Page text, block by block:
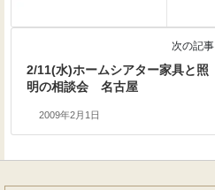
次の記事
2/11(水)ホームシアター家具と照
明の相談会 名古屋
2009年2月1日